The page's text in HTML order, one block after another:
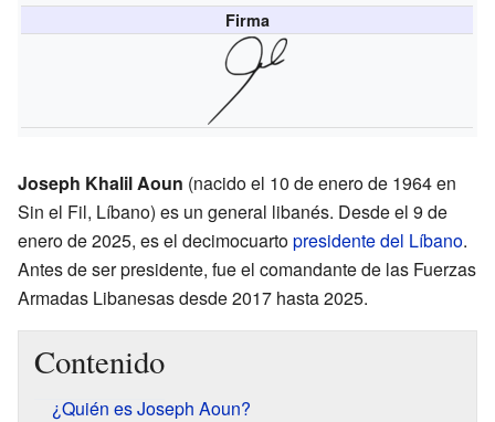
Firma
Joseph Khalil Aoun (nacido el 10 de enero de 1964 en
Sin el Fil, Líbano) es un general libanés. Desde el 9 de
enero de 2025, es el decimocuartopresidente del Líbano.
Antes de ser presidente, fue el comandante de las Fuerzas
Armadas Libanesas desde 2017 hasta 2025.
Contenido
¿Quién es Joseph Aoun?